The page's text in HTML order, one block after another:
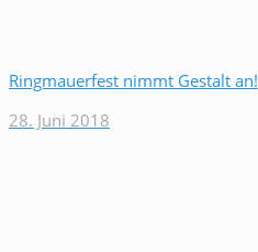
Ringmauerfest nimmt Gestalt an!
28. Juni 2018